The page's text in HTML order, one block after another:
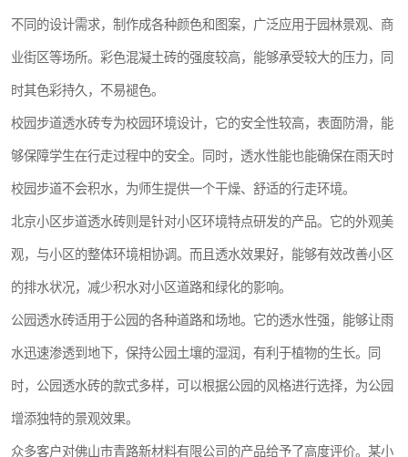
不同的设计需求，制作成各种颜色和图案，广泛应用于园林景观、商
业街区等场所。彩色混凝土砖的强度较高，能够承受较大的压力，同
时其色彩持久，不易褪色。
校园步道透水砖专为校园环境设计，它的安全性较高，表面防滑，能
够保障学生在行走过程中的安全。同时，透水性能也能确保在雨天时
校园步道不会积水，为师生提供一个干燥、舒适的行走环境。
北京小区步道透水砖则是针对小区环境特点研发的产品。它的外观美
观，与小区的整体环境相协调。而且透水效果好，能够有效改善小区
的排水状况，减少积水对小区道路和绿化的影响。
公园透水砖适用于公园的各种道路和场地。它的透水性强，能够让雨
水迅速渗透到地下，保持公园土壤的湿润，有利于植物的生长。同
时，公园透水砖的款式多样，可以根据公园的风格进行选择，为公园
增添独特的景观效果。
众多客户对佛山市青路新材料有限公司的产品给予了高度评价。某小